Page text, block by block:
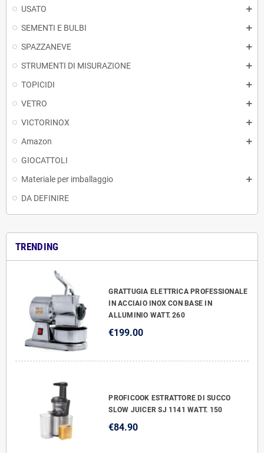
USATO
SEMENTI E BULBI
SPAZZANEVE
STRUMENTI DI MISURAZIONE
TOPICIDI
VETRO
VICTORINOX
Amazon
GIOCATTOLI
Materiale per imballaggio
DA DEFINIRE
TRENDING
GRATTUGIA ELETTRICA PROFESSIONALE
IN ACCIAIO INOX CON BASE IN
ALLUMINIO WATT. 260
€199.00
PROFICOOK ESTRATTORE DI SUCCO
SLOW JUICER SJ 1141 WATT. 150
€84.90